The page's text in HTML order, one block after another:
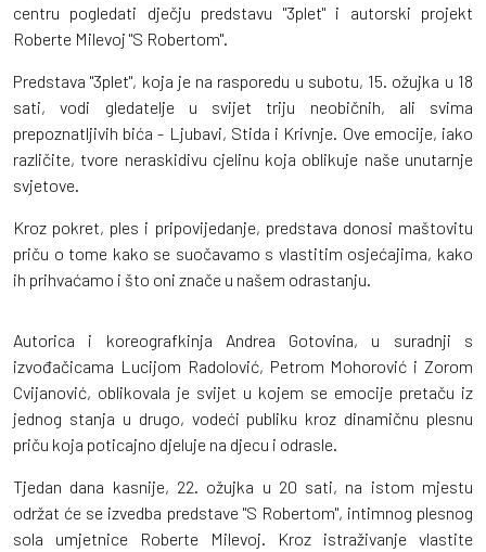
centru pogledati dječju predstavu "3plet" i autorski projekt
Roberte Milevoj "S Robertom".
Predstava "3plet", koja je na rasporedu u subotu, 15. ožujka u 18
sati, vodi gledatelje u svijet triju neobičnih, ali svima
prepoznatljivih bića - Ljubavi, Stida i Krivnje. Ove emocije, iako
različite, tvore neraskidivu cjelinu koja oblikuje naše unutarnje
svjetove.
Kroz pokret, ples i pripovijedanje, predstava donosi maštovitu
priču o tome kako se suočavamo s vlastitim osjećajima, kako
ih prihvaćamo i što oni znače u našem odrastanju.
Autorica i koreografkinja Andrea Gotovina, u suradnji s
izvođačicama Lucijom Radolović, Petrom Mohorović i Zorom
Cvijanović, oblikovala je svijet u kojem se emocije pretaču iz
jednog stanja u drugo, vodeći publiku kroz dinamičnu plesnu
priču koja poticajno djeluje na djecu i odrasle.
Tjedan dana kasnije, 22. ožujka u 20 sati, na istom mjestu
održat će se izvedba predstave "S Robertom", intimnog plesnog
sola umjetnice Roberte Milevoj. Kroz istraživanje vlastite